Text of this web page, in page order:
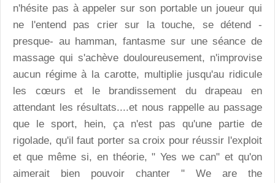
n'hésite pas à appeler sur son portable un joueur qui
ne l'entend pas crier sur la touche, se détend -
presque- au hamman, fantasme sur une séance de
massage qui s'achève douloureusement, n'improvise
aucun régime à la carotte, multiplie jusqu'au ridicule
les cœurs et le brandissement du drapeau en
attendant les résultats....et nous rappelle au passage
que le sport, hein, ça n'est pas qu'une partie de
rigolade, qu'il faut porter sa croix pour réussir l'exploit
et que même si, en théorie, " Yes we can" et qu'on
aimerait bien pouvoir chanter " We are the